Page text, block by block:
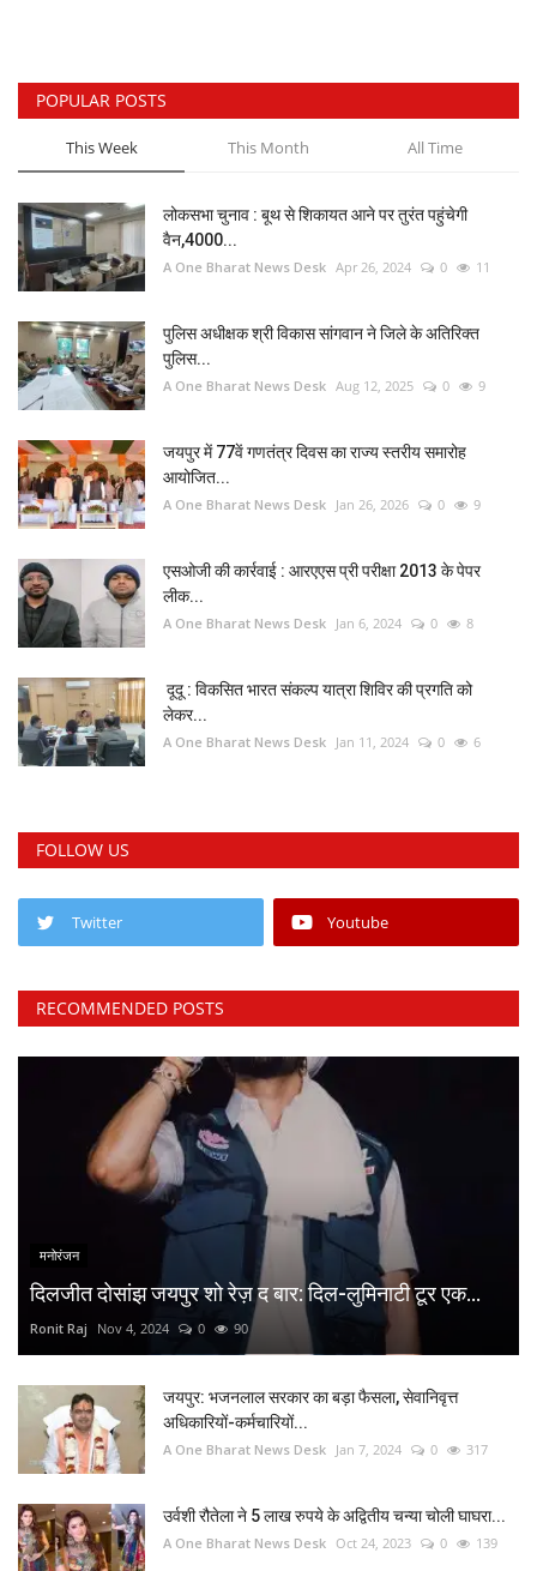
POPULAR POSTS
This Week This Month All Time
लोकसभा चुनाव : बूथ से शिकायत आने पर तुरंत पहुंचेगी
वैन,4000...
A One Bharat News Desk Apr 26, 2024 0 11
पुलिस अधीक्षक श्री विकास सांगवान ने जिले के अतिरिक्त
पुलिस...
A One Bharat News Desk Aug 12, 2025 0 9
जयपुर में 77वें गणतंत्र दिवस का राज्य स्तरीय समारोह
आयोजित...
A One Bharat News Desk Jan 26, 2026 0 9
एसओजी की कार्रवाई : आरएएस प्री परीक्षा 2013 के पेपर
लीक...
A One Bharat News Desk Jan 6, 2024 0 8
दूदू : विकसित भारत संकल्प यात्रा शिविर की प्रगति को
लेकर...
A One Bharat News Desk Jan 11, 2024 0 6
FOLLOW US
Twitter Youtube
RECOMMENDED POSTS
मनोरंजन
दिलजीत दोसांझ जयपुर शो रेज़ द बार: दिल-लुमिनाटी टूर एक...
Ronit Raj Nov 4, 2024 0 90
जयपुर: भजनलाल सरकार का बड़ा फैसला, सेवानिवृत्त
अधिकारियों-कर्मचारियों...
A One Bharat News Desk Jan 7, 2024 0 317
उर्वशी रौतेला ने 5 लाख रुपये के अद्वितीय चन्या चोली घाघरा...
A One Bharat News Desk Oct 24, 2023 0 139